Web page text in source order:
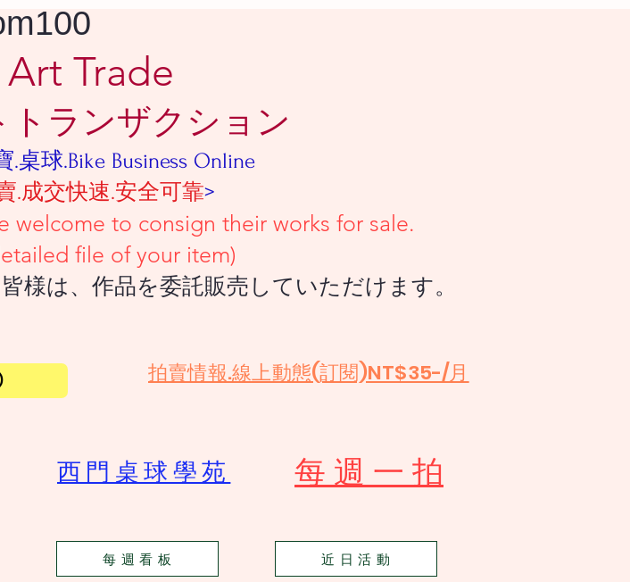
Trade
トランザクション
桌球.Bike Business Online
.成交快速.安全可靠>
to consign their works for sale.
your item)
品を委託販売していただけます。
​拍賣情報.線上動態(訂閱)NT$35-/月
​西門桌球學苑 ​每 週 一 拍
每 週 看 板 近 日 活 動